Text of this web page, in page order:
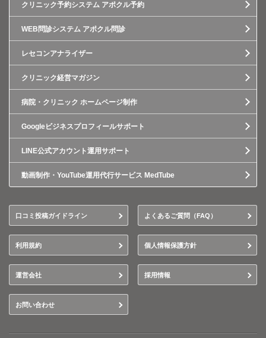
クリニック予約システム アポクル予約
WEB問診システム アポクル問診
レセコンアナライザー
クリニック経営マガジン
病院・クリニック ホームページ制作
Googleビジネスプロフィールサポート
LINE公式アカウント運用サポート
動画制作・YouTube運用代行サービス MedTube
口コミ投稿ガイドライン よくあるご質問（FAQ）
利用規約 個人情報保護方針
運営会社 採用情報
お問い合わせ